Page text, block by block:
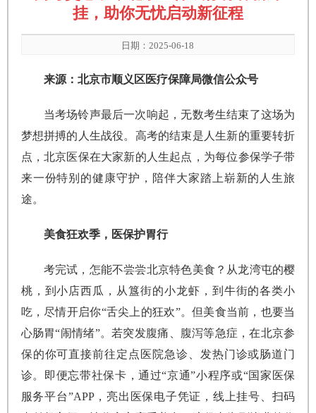
挂，助你无忧启动新征程
日期：2025-06-18
来源：北京市顺义区医疗保障局微信公众号
当考场铃声最后一次响起，无数考生结束了这场为
梦想拼搏的人生战役。高考的结束是人生新的重要转折
点，北京医保在大家新的人生起点，为每位参保学子带
来一份特别的健康守护，陪伴大家踏上崭新的人生旅
途。
美食狂欢季，医保护胃行
考完试，怎能不尝尝北京特色美食？从龙湾屯的樱
桃，到小店西瓜，从簋街的小龙虾，到牛街的各类小
吃，尽情开启你“舌尖上的狂欢”。但美食当前，也要当
心肠胃“闹情绪”。若突发腹痛、腹泻等急症，在北京参
保的你可直接前往定点医院急诊、发热门诊或肠道门
诊。即便忘带社保卡，通过“京通”小程序或“国家医保
服务平台”APP，亮出医保电子凭证，线上挂号、扫码